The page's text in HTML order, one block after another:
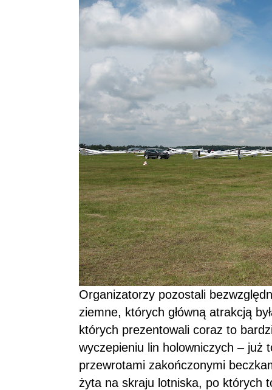
Organizatorzy pozostali
ziemne, których główną atrakcją
których prezentowali coraz to
wyczepieniu lin holowniczych – już
przewrotami zakończonymi
żyta na skraju lotniska, po których